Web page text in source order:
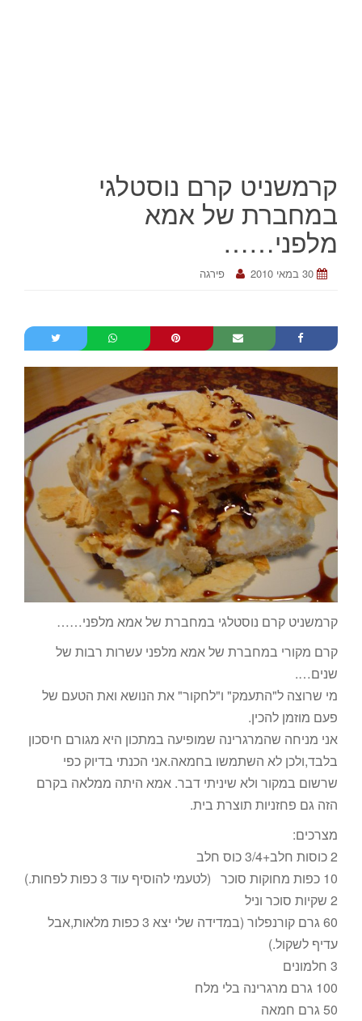
קרמשניט קרם נוסטלגי
במחברת של אמא
מלפני……
30 במאי 2010 פירגה
קרמשניט קרם נוסטלגי במחברת של אמא מלפני……
קרם מקורי במחברת של אמא מלפני עשרות רבות של
שנים….
מי שרוצה ל"התעמק" ו"לחקור" את הנושא ואת הטעם של
פעם מוזמן להכין.
אני מניחה שהמרגרינה שמופיעה במתכון היא מגורם חיסכון
בלבד,ולכן לא השתמשו בחמאה.אני הכנתי בדיוק כפי
שרשום במקור ולא שיניתי דבר. אמא היתה ממלאה בקרם
הזה גם פחזניות תוצרת בית.
מצרכים:
2 כוסות חלב+3/4 כוס חלב
10 כפות מחוקות סוכר (לטעמי להוסיף עוד 3 כפות לפחות.)
2 שקיות סוכר וניל
60 גרם קורנפלור (במדידה שלי יצא 3 כפות מלאות,אבל
עדיף לשקול.)
3 חלמונים
100 גרם מרגרינה בלי מלח
50 גרם חמאה